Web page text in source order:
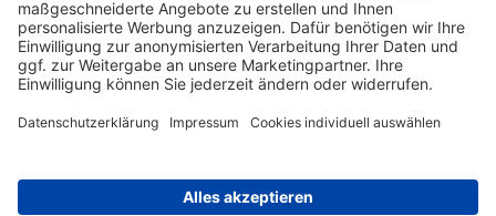
Smartphone? Dann sind Sie bei Druckerzubehoer.de genau
richtig! Unser breites Sortiment bietet unter anderem Tinte
und Toner für alle gängigen Druckermodelle – großer sowie
kleiner Hersteller. Zugleich sind wir Ihr Online Fachhandel für
einrichten, die Werkstatt ausstatten oder den Alltag mit
was Ihren Arbeitsplatz noch komfortabler macht, finden Sie
bei uns auch Bastelspaß, Schulbedarf, Beleuchtung,